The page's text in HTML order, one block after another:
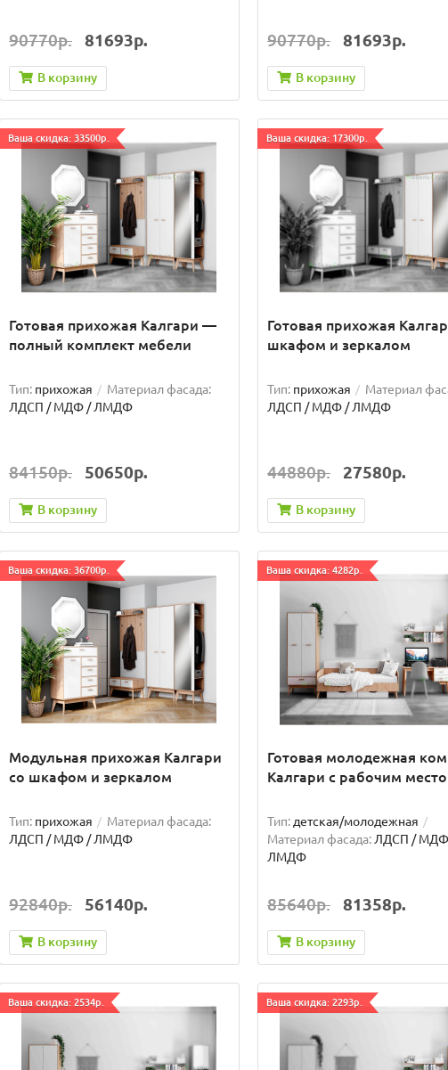
90770р. 81693р.
В корзину
90770р. 81693р.
В корзину
Ваша скидка: 33500р.
Готовая прихожая Калгари —
полный комплект мебели
Тип: прихожая
Материал фасада:
ЛДСП / МДФ / ЛМДФ
84150р. 50650р.
В корзину
Ваша скидка: 17300р.
Готовая прихожая
шкафом и зеркалом
Тип: прихожая
Материал
ЛДСП / МДФ / ЛМДФ
44880р. 27580р.
В корзину
Ваша скидка: 36700р.
Модульная прихожая Калгари
со шкафом и зеркалом
Тип: прихожая
Материал фасада:
ЛДСП / МДФ / ЛМДФ
92840р. 56140р.
В корзину
Ваша скидка: 4282р.
Готовая молодежная
Калгари с рабочим
Тип: детская/молодежная
Материал фасада: ЛДСП /
ЛМДФ
85640р. 81358р.
В корзину
Ваша скидка: 2534р. Ваша скидка: 2293р.